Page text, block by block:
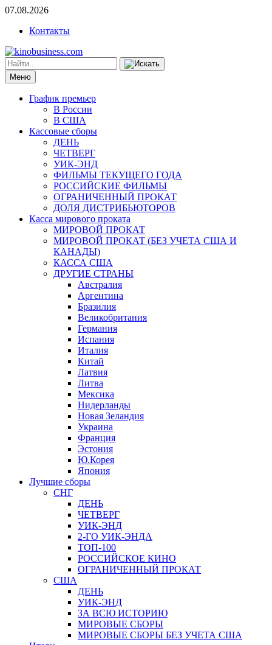
07.08.2026
Контакты
Меню
График премьер
В России
В США
Кассовые сборы
ДЕНЬ
ЧЕТВЕРГ
УИК-ЭНД
ФИЛЬМЫ ТЕКУЩЕГО ГОДА
РОССИЙСКИЕ ФИЛЬМЫ
ОГРАНИЧЕННЫЙ ПРОКАТ
ДОЛЯ ДИСТРИБЬЮТОРОВ
Касса мирового проката
МИРОВОЙ ПРОКАТ
МИРОВОЙ ПРОКАТ (БЕЗ УЧЕТА США И
КАНАДЫ)
КАССА США
ДРУГИЕ СТРАНЫ
Австралия
Аргентина
Бразилия
Великобритания
Германия
Испания
Италия
Китай
Латвия
Литва
Мексика
Нидерланды
Новая Зеландия
Украина
Франция
Эстония
Ю.Корея
Япония
Лучшие сборы
СНГ
ДЕНЬ
ЧЕТВЕРГ
УИК-ЭНД
2-ГО УИК-ЭНДА
ТОП-100
РОССИЙСКОЕ КИНО
ОГРАНИЧЕННЫЙ ПРОКАТ
США
ДЕНЬ
УИК-ЭНД
ЗА ВСЮ ИСТОРИЮ
МИРОВЫЕ СБОРЫ
МИРОВЫЕ СБОРЫ БЕЗ УЧЕТА США